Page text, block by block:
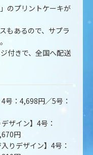
のプリントケーキが
もあるので、サプラ
付きで、全国へ配送
4号：4,698円／5号：
ザイン】4号：
円
りデザイン】4号：